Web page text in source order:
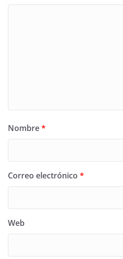
Nombre*
Correo electrónico *
Web